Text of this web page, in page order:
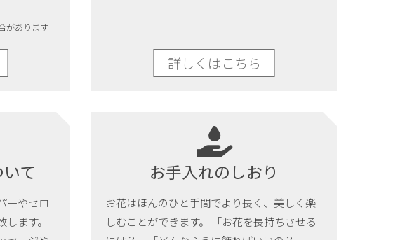
があります
詳しくはこちら
詳しくはこちら
て
ーやセロ
ます。
お手入れのしおり
お花はほんのひと手間でより長く、美しく楽
しむことができます。 「お花を長持ちさせる